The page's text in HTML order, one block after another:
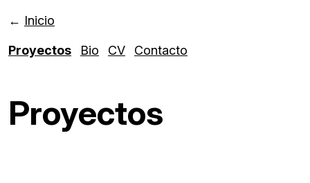
← Inicio
Proyectos Bio CV Contacto
Proyectos